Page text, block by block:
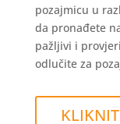
pozajmicu u
da pronađete
pažljivi i
odlučite za